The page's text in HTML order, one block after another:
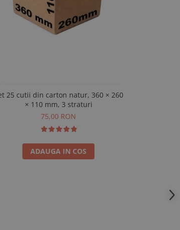
25 cutii din carton natur, 360 × 260
× 110 mm, 3 straturi
75,00 RON
ADAUGA IN COS